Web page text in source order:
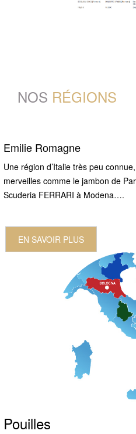
NOS RÉGIONS
Emilie Romagne
Une région d’Italie très peu
merveilles comme le jambon de
Scuderia FERRARI à Modena….
EN SAVOIR PLUS
Pouilles